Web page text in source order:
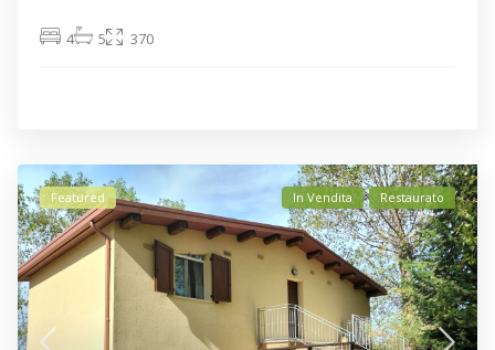
4 5 370
Featured In Vendita Restaurato